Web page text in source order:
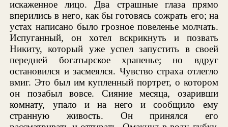
искаженное лицо. Два страшные глаза прямо
вперились в него, как бы готовясь сожрать его; на
устах написано было грозное повеленье молчать.
Испуганный, он хотел вскрикнуть и позвать
Никиту, который уже успел запустить в своей
передней богатырское храпенье; но вдруг
остановился и засмеялся. Чувство страха отлегло
вмиг. Это был им купленный портрет, о котором
он позабыл вовсе. Сияние месяца, озаривши
комнату, упало и на него и сообщило ему
странную живость. Он принялся его